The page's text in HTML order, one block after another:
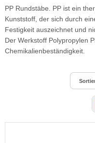
PP Rundstäbe. PP ist ein
Kunststoff, der sich durch
Festigkeit auszeichnet und
Der Werkstoff Polypropylen
Chemikalienbeständigkeit.